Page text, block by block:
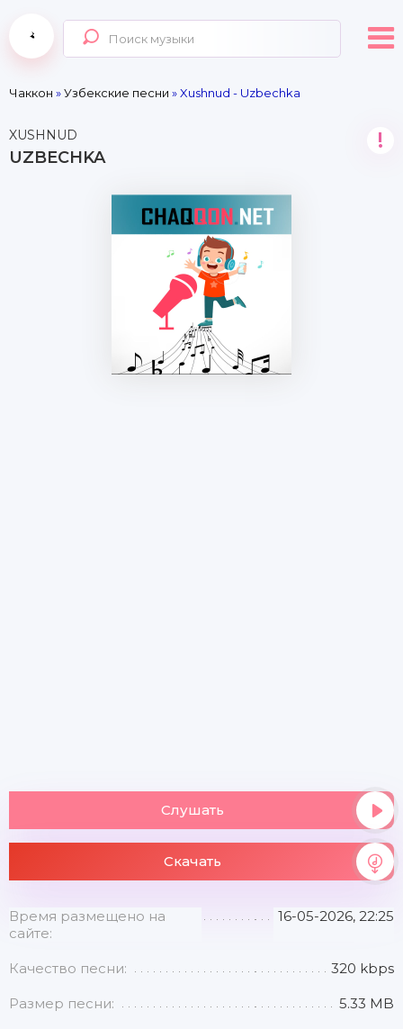
Чаккон »Узбекские песни » Xushnud - Uzbechka
XUSHNUD
UZBECHKA
!
Слушать
Скачать
Время размещено на
сайте:
16-05-2026, 22:25
Качество песни: 320 kbps
Размер песни: 5.33 MB